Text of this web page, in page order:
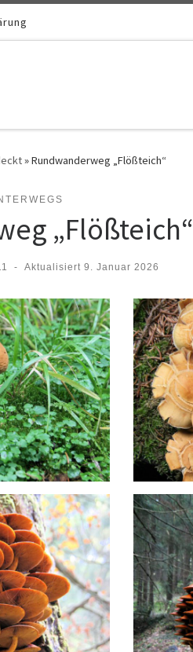
»Rundwanderweg „Flößteich“
„Flößteich“
- Aktualisiert 9. Januar 2026